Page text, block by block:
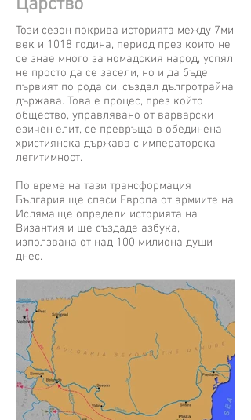
Царство
Този сезон покрива историята между 7ми
век и 1018 година, период през които не
се знае много за номадския народ, успял
не просто да се засели, но и да бъде
първият по рода си, създал дългротрайна
държава. Това е процес, през който
общество, управлявано от варварски
езичен елит, се превръща в обединена
християнска държава с императорска
легитимност.
По време на тази трансформация
България ще спаси Европа от армиите на
Исляма,ще определи историята на
Византия и ще създаде азбука,
използвана от над 100 милиона души
днес.